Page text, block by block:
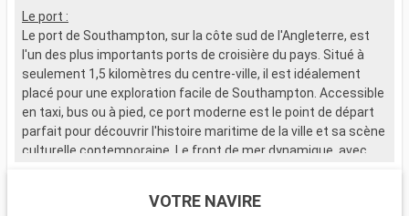
Le port :
Le port de Southampton, sur la côte sud de l'Angleterre, est
l'un des plus importants ports de croisière du pays. Situé à
seulement 1,5 kilomètres du centre-ville, il est idéalement
placé pour une exploration facile de Southampton. Accessible
en taxi, bus ou à pied, ce port moderne est le point de départ
parfait pour découvrir l'histoire maritime de la ville et sa scène
culturelle contemporaine. Le front de mer dynamique, avec
VOTRE NAVIRE